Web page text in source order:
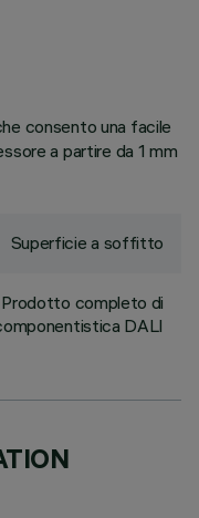
consento una facile
a partire da 1 mm
Superficie a soffitto
Prodotto completo di
DALI